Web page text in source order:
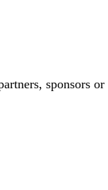
sponsors or